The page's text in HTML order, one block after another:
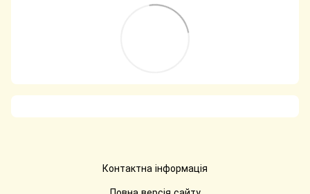
Контактна інформація